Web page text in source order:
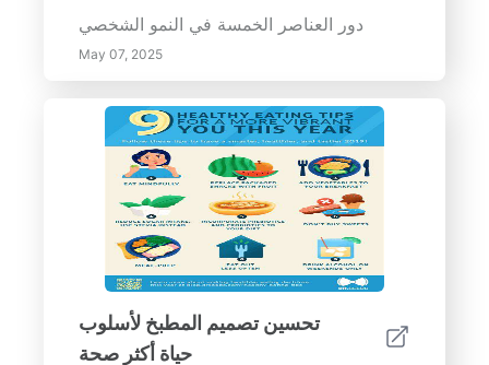
دور العناصر الخمسة في النمو الشخصي
May 07, 2025
تحسين تصميم المطبخ لأسلوب
حياة أكثر صحة